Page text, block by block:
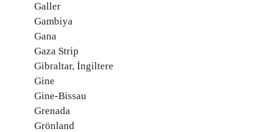
Galler
Gambiya
Gana
Gaza Strip
Gibraltar, İngiltere
Gine
Gine-Bissau
Grenada
Grönland